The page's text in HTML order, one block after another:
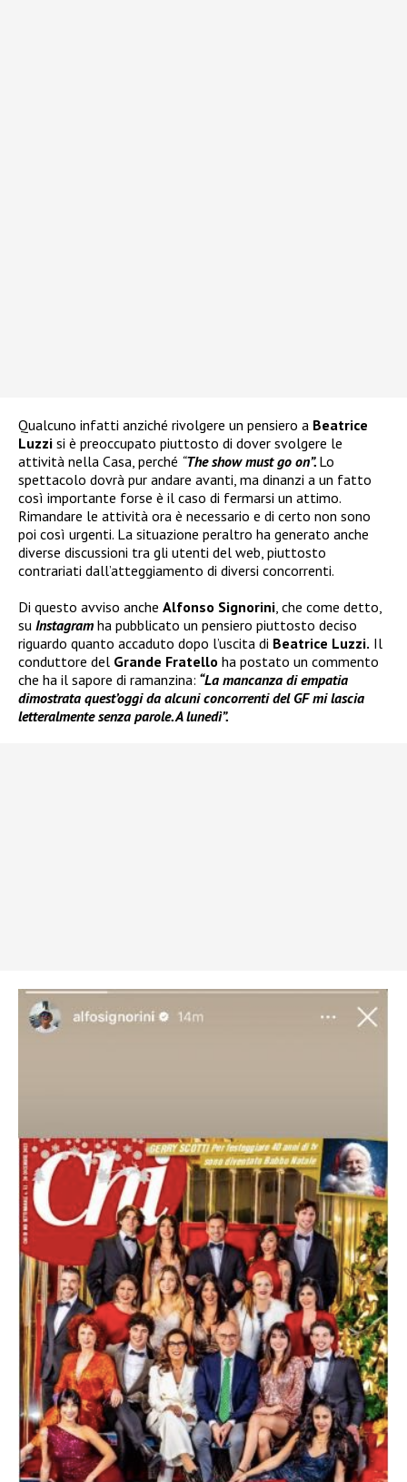
Qualcuno infatti anziché rivolgere un pensiero a Beatrice
Luzzi si è preoccupato piuttosto di dover svolgere le
attività nella Casa, perché “The show must go on”. Lo
spettacolo dovrà pur andare avanti, ma dinanzi a un fatto
così importante forse è il caso di fermarsi un attimo.
Rimandare le attività ora è necessario e di certo non sono
poi così urgenti. La situazione peraltro ha generato anche
diverse discussioni tra gli utenti del web, piuttosto
contrariati dall’atteggiamento di diversi concorrenti.
Di questo avviso anche Alfonso Signorini, che come detto,
su Instagram ha pubblicato un pensiero piuttosto deciso
riguardo quanto accaduto dopo l’uscita di Beatrice Luzzi. Il
conduttore del Grande Fratello ha postato un commento
che ha il sapore di ramanzina: “La mancanza di empatia
dimostrata quest’oggi da alcuni concorrenti del GF mi lascia
letteralmente senza parole. A lunedì”.